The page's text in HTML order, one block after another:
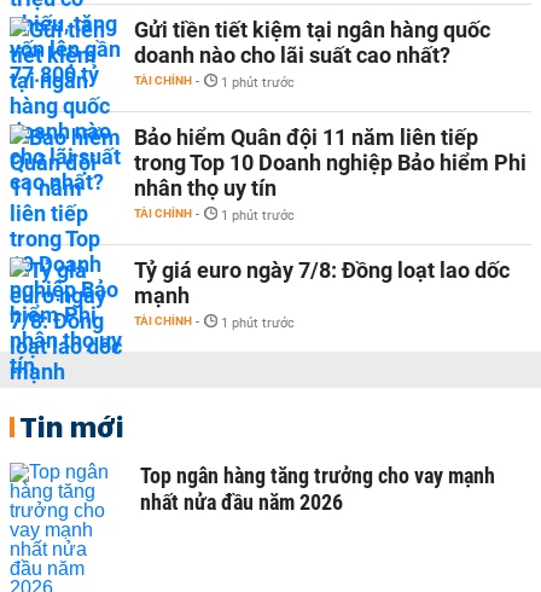
Gửi tiền tiết kiệm tại ngân hàng quốc
doanh nào cho lãi suất cao nhất?
TÀI CHÍNH - 1 phút trước
Bảo hiểm Quân đội 11 năm liên tiếp
trong Top 10 Doanh nghiệp Bảo hiểm Phi
nhân thọ uy tín
TÀI CHÍNH - 1 phút trước
Tỷ giá euro ngày 7/8: Đồng loạt lao dốc
mạnh
TÀI CHÍNH - 1 phút trước
Tin mới
Top ngân hàng tăng trưởng cho vay mạnh
nhất nửa đầu năm 2026